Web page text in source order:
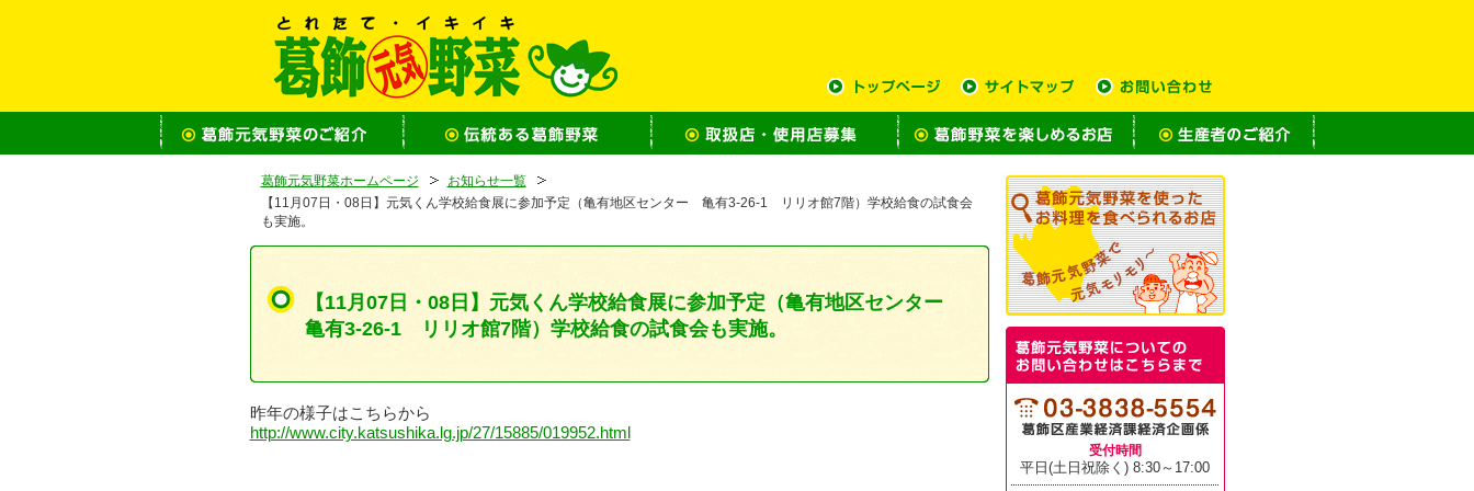
葛飾元気野菜ホームページ
お知らせ一覧
【11月07日・08日】元気くん学校給食展に参加予定（亀有地区センター 亀有3-26-1 リリオ館7階）学校給食の試食会
も実施。
【11月07日・08日】元気くん学校給食展に参加予定（亀有地区センター
亀有3-26-1 リリオ館7階）学校給食の試食会も実施。
昨年の様子はこちらから
http://www.city.katsushika.lg.jp/27/15885/019952.html
受付時間
平日(土日祝除く) 8:30～17:00